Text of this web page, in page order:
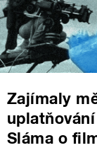
Zajímaly
Sláma o